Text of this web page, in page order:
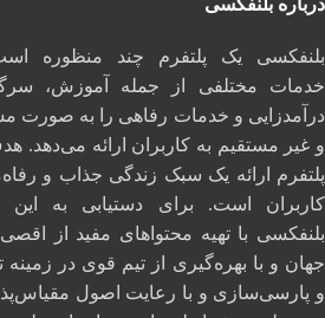
درباره بلنفکسی
بلنفکسی یک پلتفرم چند منظوره
خدمات مختلفی از جمله آموزش،
درآمدزایی و خدمات رفاهی را به صورت
و غیر مستقیم به کاربران ارائه می‌دهد.
پلتفرم ارائه یک سبک زندگی جذاب و
کاربران است. برای دستیابی به این
بلنفکسی با تهیه محتواهای مفید از
جهان و با بهره‌گیری از تیم قوی در زمینه
و پارسی‌سازی و با رعایت اصول